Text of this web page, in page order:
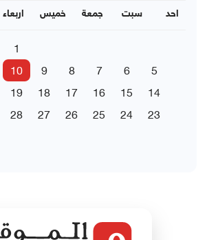
اربعاء خميس جمعة سبت احد
1
5
6
7
8
9
10
14
15
16
17
18
19
23
24
25
26
27
28